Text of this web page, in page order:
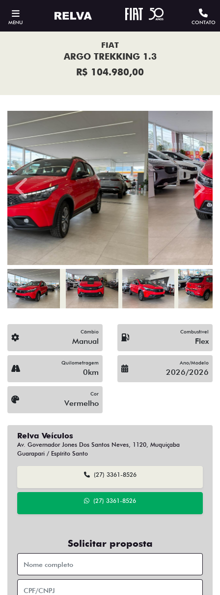
MENU CONTATO
FIAT
ARGO TREKKING 1.3
R$ 104.980,00
Previous Next
Câmbio
Manual
Combustível
Flex
Quilometragem
0km
Ano/Modelo
2026/2026
Cor
Vermelho
Relva Veículos
Av. Governador Jones Dos Santos Neves, 1120, Muquiçaba
Guarapari / Espírito Santo
(27) 3361-8526
(27) 3361-8526
Solicitar proposta